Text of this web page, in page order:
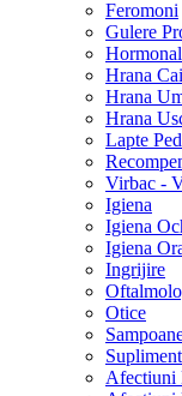
Feromoni
Gulere
Hrana
Hrana
Hrana
Lapte
Virbac -
Igiena
Igiena
Igiena
Ingrijire
Otice
Afectiuni